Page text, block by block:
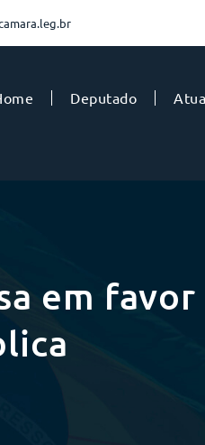
Deputado
em favor